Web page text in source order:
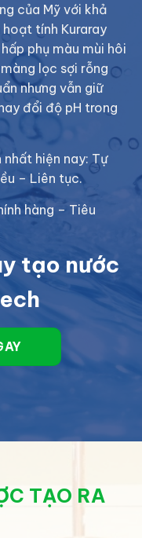
của Mỹ với khả
tính Kuraray
phụ màu mùi hôi
lọc sợi rỗng
nhưng vẫn giữ
đổi độ pH trong
hiện nay: Tự
– Liên tục.
hàng – Tiêu
tạo nước
TẠO RA